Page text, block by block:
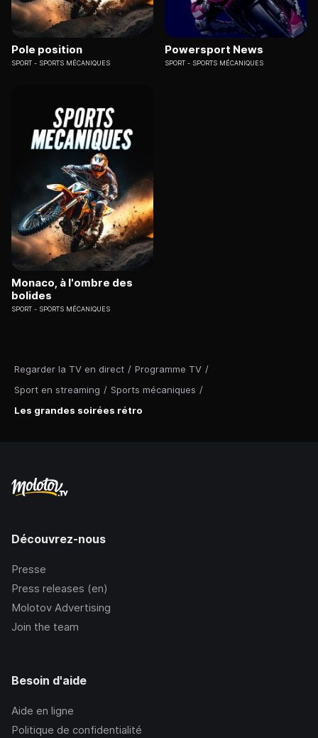
Regarder la TV en direct / Programme TV /
Sport en streaming / Sports mécaniques /
Les grandes soirées rétro
Pole position
SPORT SPORTS MÉCANIQUES
Powersport News
SPORT SPORTS MÉCANIQUES
Monaco, à l'ombre des
bolides
SPORT SPORTS MÉCANIQUES
Découvrez-nous
Presse
Press releases (en)
Molotov Advertising
Join the team
Besoin d'aide
Aide en ligne
Politique de confidentialité